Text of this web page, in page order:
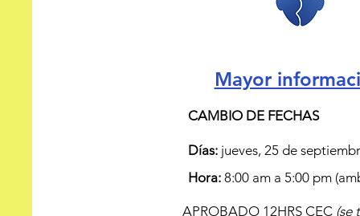
Mayor
CAMBIO DE FECHAS
Días: jueves, 25 de
Hora: 8:00 am a 5:00 pm
APROBADO 12HRS CEC (se